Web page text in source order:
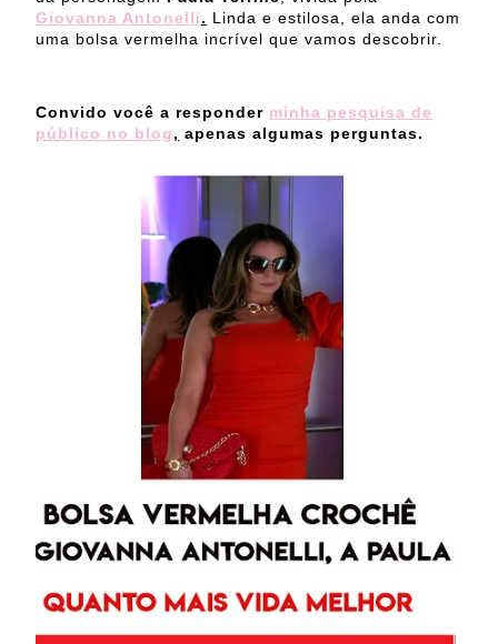
Giovanna Antonelli. Linda e estilosa, ela anda com
uma bolsa vermelha incrível que vamos descobrir.
Convido você a responder minha pesquisa de
público no blog, apenas algumas perguntas.